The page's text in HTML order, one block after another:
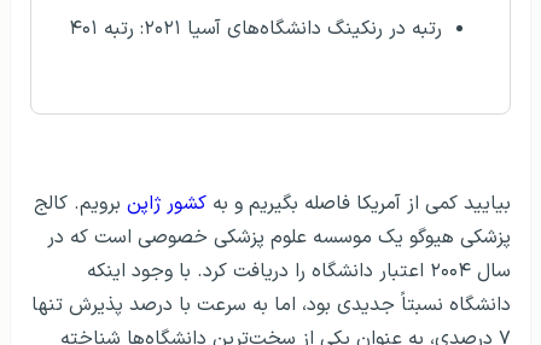
رتبه در رنکینگ دانشگاه‌های آسیا ۲۰۲۱: رتبه ۴۰۱
بیایید کمی از آمریکا فاصله بگیریم و به کشور ژاپن برویم. کالج
پزشکی هیوگو یک موسسه علوم پزشکی خصوصی است که در
سال ۲۰۰۴ اعتبار دانشگاه را دریافت کرد. با وجود اینکه
دانشگاه نسبتاً جدیدی بود، اما به سرعت با درصد پذیرش تنها
۷ درصدی، به عنوان یکی از سخت‌ترین دانشگاه‌ها شناخته